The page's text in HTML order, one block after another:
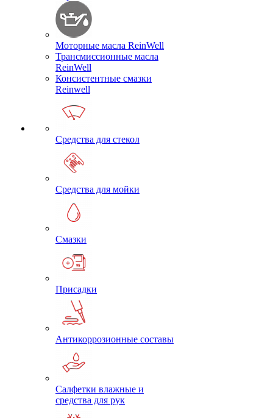
Моторные масла ReinWell
Трансмиссионные масла
ReinWell
Консистентные смазки
Reinwell
Средства для стекол
Средства для мойки
Смазки
Присадки
Антикоррозионные составы
Салфетки влажные и
средства для рук